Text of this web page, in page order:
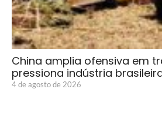
China amplia ofensiva em
pressiona indústria
4 de agosto de 2026